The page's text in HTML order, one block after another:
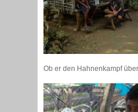
Ob er den Hahnenkampf